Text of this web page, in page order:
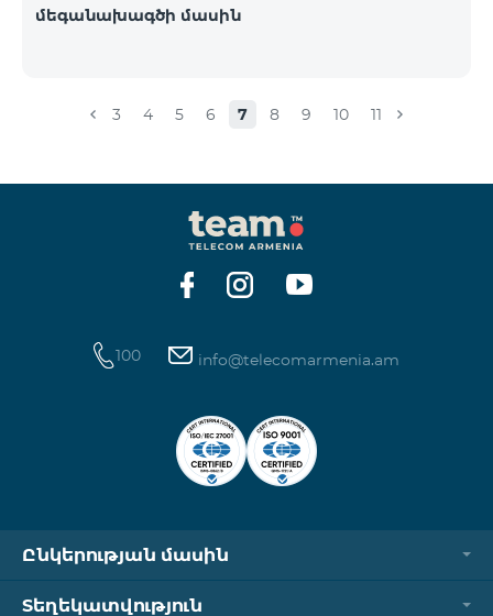
մեգանախագծի մասին
3 4 5 6 7 8 9 10 11
100 info@telecomarmenia.am
Ընկերության մասին
Տեղեկատվություն